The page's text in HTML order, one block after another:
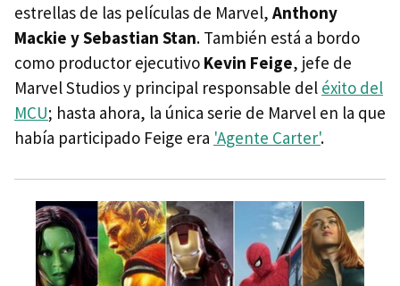
estrellas de las películas de Marvel, Anthony
Mackie y Sebastian Stan. También está a bordo
como productor ejecutivo Kevin Feige, jefe de
Marvel Studios y principal responsable del éxito del
MCU; hasta ahora, la única serie de Marvel en la que
había participado Feige era 'Agente Carter'.